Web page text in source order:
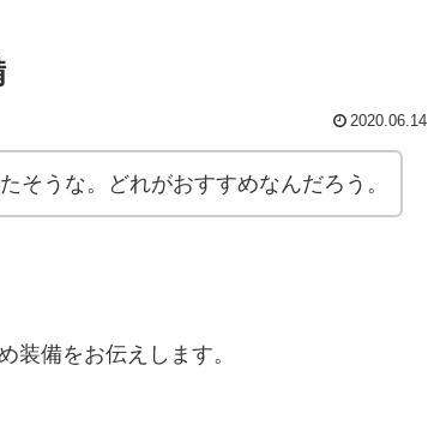
2020.06.14
そうな。どれがおすすめなんだろう。
装備をお伝えします。